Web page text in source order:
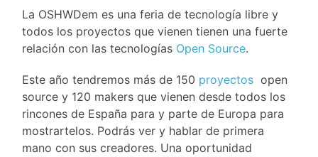
La OSHWDem es una feria de tecnología libre y
todos los proyectos que vienen tienen una fuerte
relación con las tecnologías Open Source.
Este año tendremos más de 150 proyectos open
source y 120 makers que vienen desde todos los
rincones de España para y parte de Europa para
mostrartelos. Podrás ver y hablar de primera
mano con sus creadores. Una oportunidad